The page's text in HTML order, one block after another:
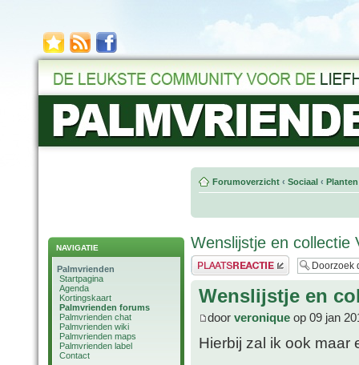
NAVIGATIE
Palmvrienden
Startpagina
Agenda
Kortingskaart
Palmvrienden forums
Palmvrienden chat
Palmvrienden wiki
Palmvrienden maps
Palmvrienden label
Contact
Forumoverzicht ‹ Sociaal ‹
Wenslijstje en collectie
Plaats een reactie
Wenslijstje en
door veronique op 09 jan
Hierbij zal ik ook maar